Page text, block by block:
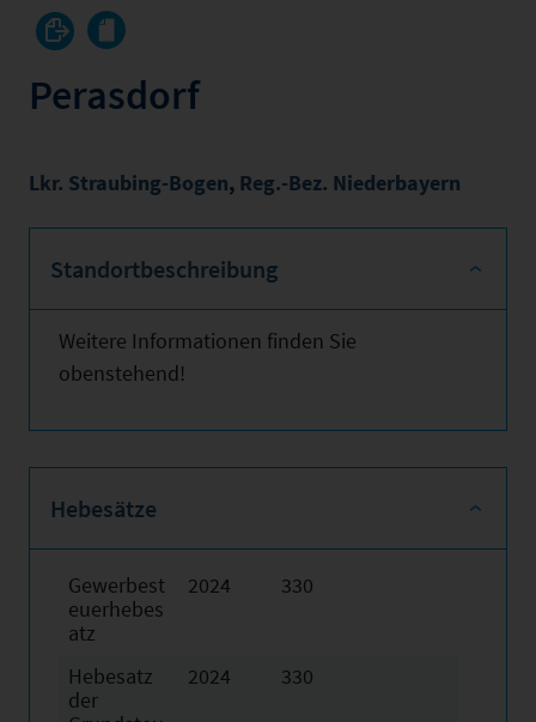
Perasdorf
Lkr. Straubing-Bogen, Reg.-Bez. Niederbayern
Standortbeschreibung
Weitere Informationen finden Sie
obenstehend!
Hebesätze
Gewerbest
euerhebes
atz
2024 330
Hebesatz
der
2024 330